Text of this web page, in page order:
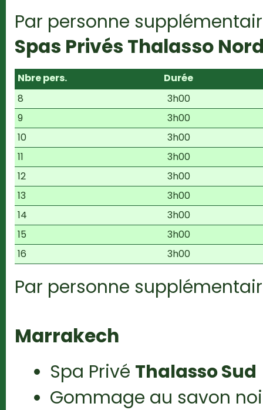
Par personne
Spas Privés Thalasso
Nbre pers.
Durée
8
3h00
9
3h00
10
3h00
11
3h00
12
3h00
13
3h00
14
3h00
15
3h00
16
3h00
Par personne
Marrakech
Spa Privé Thalasso Sud
Gommage au savon